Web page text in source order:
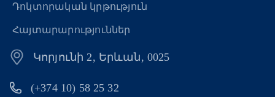
Դոկտորական կրթություն
Հայտարարություններ
Կորյունի 2, Երևան, 0025
(+374 10) 58 25 32